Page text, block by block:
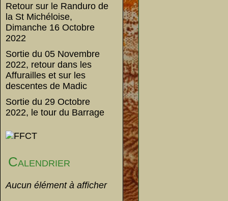
Retour sur le Randuro de
la St Michéloise,
Dimanche 16 Octobre
2022
Sortie du 05 Novembre
2022, retour dans les
Affurailles et sur les
descentes de Madic
Sortie du 29 Octobre
2022, le tour du Barrage
Calendrier
Aucun élément à afficher